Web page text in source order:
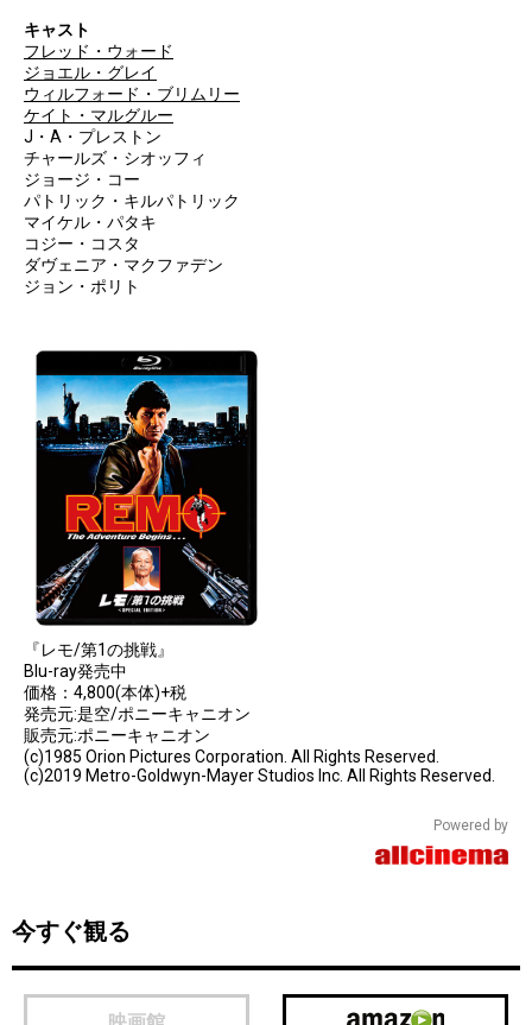
キャスト
フレッド・ウォード
ジョエル・グレイ
ウィルフォード・ブリムリー
ケイト・マルグルー
J・A・プレストン
チャールズ・シオッフィ
ジョージ・コー
パトリック・キルパトリック
マイケル・パタキ
コジー・コスタ
ダヴェニア・マクファデン
ジョン・ポリト
『レモ/第1の挑戦』
Blu-ray発売中
価格：4,800(本体)+税
発売元:是空/ポニーキャニオン
販売元:ポニーキャニオン
(c)1985 Orion Pictures Corporation. All Rights Reserved.
(c)2019 Metro-Goldwyn-Mayer Studios Inc. All Rights Reserved.
Powered by
今すぐ観る